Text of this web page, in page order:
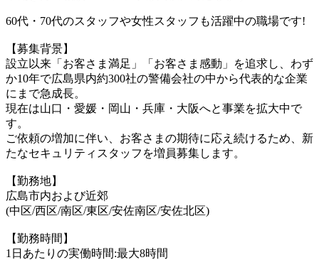
60代・70代のスタッフや女性スタッフも活躍中の職場です!
【募集背景】
設立以来「お客さま満足」「お客さま感動」を追求し、わず
か10年で広島県内約300社の警備会社の中から代表的な企業
にまで急成長。
現在は山口・愛媛・岡山・兵庫・大阪へと事業を拡大中で
す。
ご依頼の増加に伴い、お客さまの期待に応え続けるため、新
たなセキュリティスタッフを増員募集します。
【勤務地】
広島市内および近郊
(中区/西区/南区/東区/安佐南区/安佐北区)
【勤務時間】
1日あたりの実働時間:最大8時間